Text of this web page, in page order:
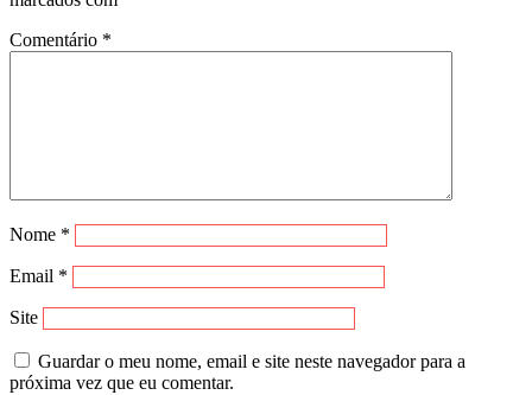
Comentário *
Nome *
Email *
Site
Guardar o meu nome, email e site neste navegador para a
próxima vez que eu comentar.